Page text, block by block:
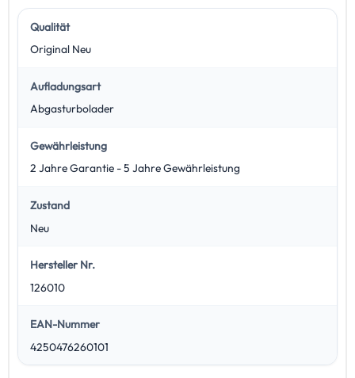
Qualität
Original Neu
Aufladungsart
Abgasturbolader
Gewährleistung
2 Jahre Garantie - 5 Jahre Gewährleistung
Zustand
Neu
Hersteller Nr.
126010
EAN-Nummer
4250476260101